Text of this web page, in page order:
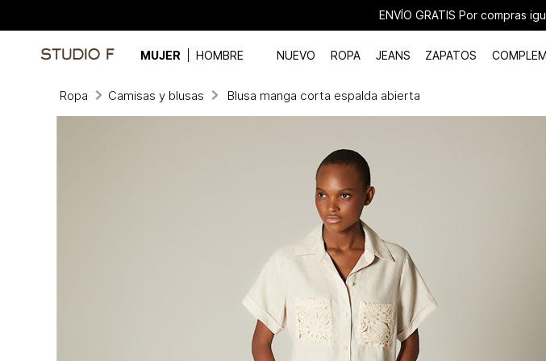
ENVÍO GRATIS Por compras
MUJER HOMBRE NUEVO ROPA JEANS ZAPATOS
Ropa Camisas y blusas Blusa manga corta espalda abierta